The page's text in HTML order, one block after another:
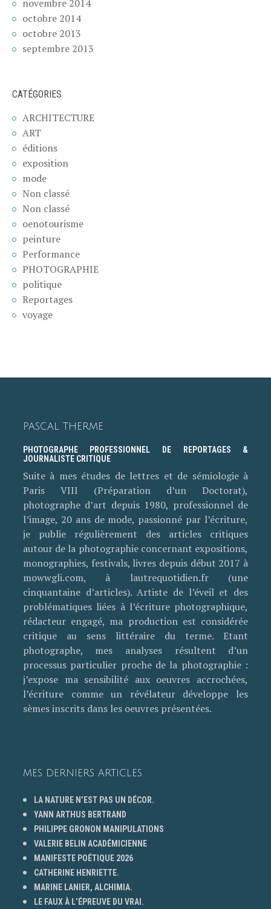
novembre 2014
octobre 2014
octobre 2013
septembre 2013
CATÉGORIES
ARCHITECTURE
ART
éditions
exposition
mode
Non classé
Non classé
oenotourisme
peinture
Performance
PHOTOGRAPHIE
politique
Reportages
voyage
PASCAL THERME
PHOTOGRAPHE PROFESSIONNEL DE REPORTAGES &
JOURNALISTE CRITIQUE
Suite à mes études de lettres et de sémiologie à
Paris VIII (Préparation d’un Doctorat),
photographe d’art depuis 1980, professionnel de
l’image, 20 ans de mode, passionné par l’écriture,
je publie régulièrement des articles critiques
autour de la photographie concernant expositions,
monographies, festivals, livres depuis début 2017 à
mowwgli.com, à lautrequotidien.fr (une
cinquantaine d’articles). Artiste de l’éveil et des
problématiques liées à l’écriture photographique,
rédacteur engagé, ma production est considérée
critique au sens littéraire du terme. Etant
photographe, mes analyses résultent d’un
processus particulier proche de la photographie :
j’expose ma sensibilité aux oeuvres accrochées,
l’écriture comme un révélateur développe les
sèmes inscrits dans les oeuvres présentées.
MES DERNIERS ARTICLES
LA NATURE N’EST PAS UN DÉCOR.
YANN ARTHUS BERTRAND
PHILIPPE GRONON MANIPULATIONS
VALERIE BELIN ACADÉMICIENNE
MANIFESTE POÉTIQUE 2026
CATHERINE HENRIETTE.
MARINE LANIER, ALCHIMIA.
LE FAUX À L’ÉPREUVE DU VRAI.